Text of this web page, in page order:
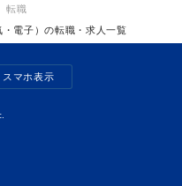
転職
電子）の転職・求人一覧
スマホ表示